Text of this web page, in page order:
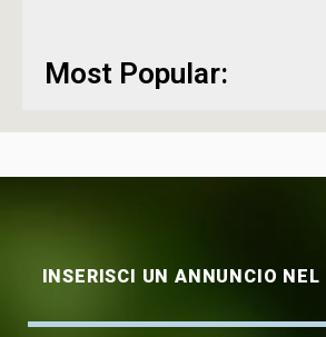
Most Popular:
INSERISCI UN ANNUNCIO NEL